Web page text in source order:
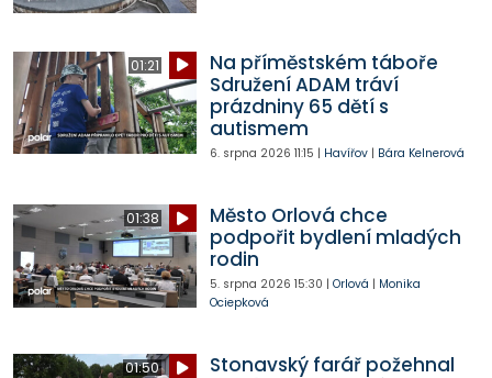
01:21
Na příměstském táboře
Sdružení ADAM tráví
prázdniny 65 dětí s
autismem
6. srpna 2026 11:15 | Havířov| Bára Kelnerová
01:38
Město Orlová chce
podpořit bydlení mladých
rodin
5. srpna 2026 15:30 | Orlová | Monika
Ociepková
01:50
Stonavský farář požehnal